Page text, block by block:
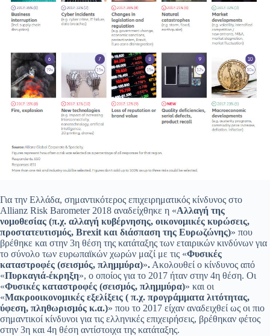
Για την Ελλάδα, σημαντικότερος επιχειρηματικός κίνδυνος στο
Allianz Risk Barometer 2018 αναδείχθηκε η «Αλλαγή της
νομοθεσίας (π.χ. αλλαγή κυβέρνησης, οικονομικές κυρώσεις,
προστατευτισμός, Brexit και διάσπαση της Ευρωζώνης)» που
βρέθηκε και στην 3η θέση της κατάταξης των εταιρικών κινδύνων για
το σύνολο των ευρωπαϊκών χωρών μαζί με τις «Φυσικές
καταστροφές (σεισμός, πλημμύρα)».Ακολουθεί ο κίνδυνος από
«Πυρκαγιά-έκρηξη», ο οποίος για το 2017 ήταν στην 4η θέση. Οι
«Φυσικές καταστροφές (σεισμός, πλημμύρα)» και οι
«Μακροοικονομικές εξελίξεις ( π.χ. προγράμματα λιτότητας,
ύφεση, πληθωρισμός κ.α.)» που το 2017 είχαν αναδειχθεί ως οι πιο
σημαντικοί κίνδυνοι για τις ελληνικές επιχειρήσεις, βρέθηκαν φέτος
στην 3η και 4η θέση αντίστοιχα της κατάταξης.